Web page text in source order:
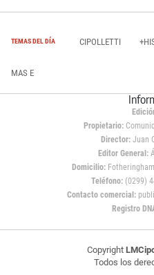
TEMAS DEL DÍA CIPOLLETTI
MAS E
Propietario:
Director: Juan
Editor General:
Domicilio:
Teléfono: (0299)
Contacto comercial:
Registro
Copyright
Todos los